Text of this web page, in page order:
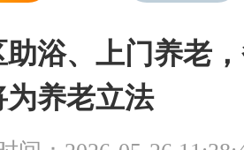
助浴、上门养老
为养老立法